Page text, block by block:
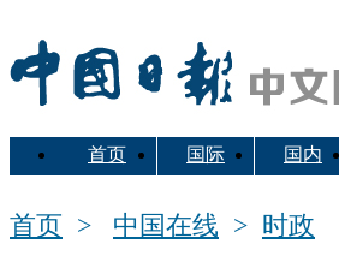
首页 国际 国内
首页 > 中国在线 > 时政